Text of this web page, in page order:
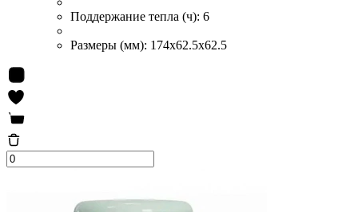
Поддержание тепла (ч): 6
Размеры (мм): 174x62.5x62.5